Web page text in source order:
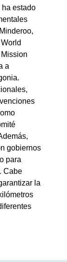
ha estado
a
gobiernos
para
Cabe
la